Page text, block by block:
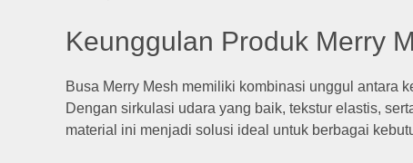
Keunggulan Produk Merry
Busa Merry Mesh memiliki kombinasi unggul antara
Dengan sirkulasi udara yang baik, tekstur elastis,
material ini menjadi solusi ideal untuk berbagai